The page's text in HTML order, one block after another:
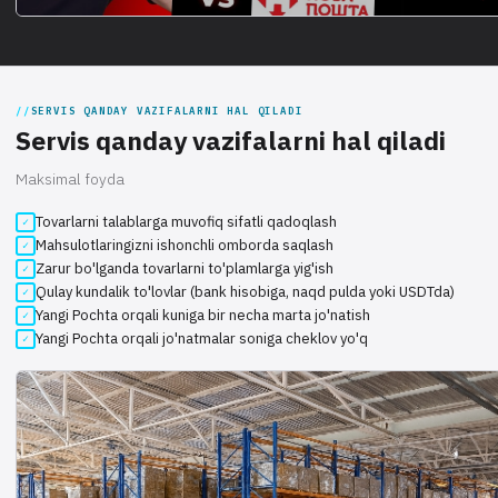
SERVIS QANDAY VAZIFALARNI HAL QILADI
Servis qanday vazifalarni hal qiladi
Maksimal foyda
Tovarlarni talablarga muvofiq sifatli qadoqlash
Mahsulotlaringizni ishonchli omborda saqlash
Zarur bo'lganda tovarlarni to'plamlarga yig'ish
Qulay kundalik to'lovlar (bank hisobiga, naqd pulda yoki USDTda)
Yangi Pochta orqali kuniga bir necha marta jo'natish
Yangi Pochta orqali jo'natmalar soniga cheklov yo'q